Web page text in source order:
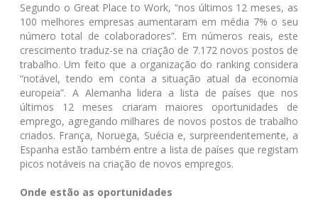
Segundo o Great Place to Work, “nos últimos 12 meses, as
100 melhores empresas aumentaram em média 7% o seu
número total de colaboradores”. Em números reais, este
crescimento traduz-se na criação de 7.172 novos postos de
trabalho. Um feito que a organização do ranking considera
“notável, tendo em conta a situação atual da economia
europeia”. A Alemanha lidera a lista de países que nos
últimos 12 meses criaram maiores oportunidades de
emprego, agregando milhares de novos postos de trabalho
criados. França, Noruega, Suécia e, surpreendentemente, a
Espanha estão também entre a lista de países que registam
picos notáveis na criação de novos empregos.
Onde estão as oportunidades